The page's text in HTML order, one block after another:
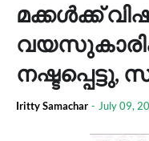
മക്കൾക്ക്
Iritty Samachar - July 09,